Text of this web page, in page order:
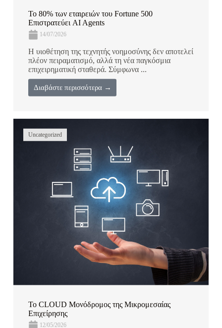
Το 80% των εταιρειών του Fortune 500
Επιστρατεύει AI Agents
14/07/2026
Η υιοθέτηση της τεχνητής νοημοσύνης δεν αποτελεί
πλέον πειραματισμό, αλλά τη νέα παγκόσμια
επιχειρηματική σταθερά. Σύμφωνα ...
Διαβάστε περισσότερα →
Uncategorized
Το CLOUD Μονόδρομος της Μικρομεσαίας
Επιχείρησης
12/05/2026